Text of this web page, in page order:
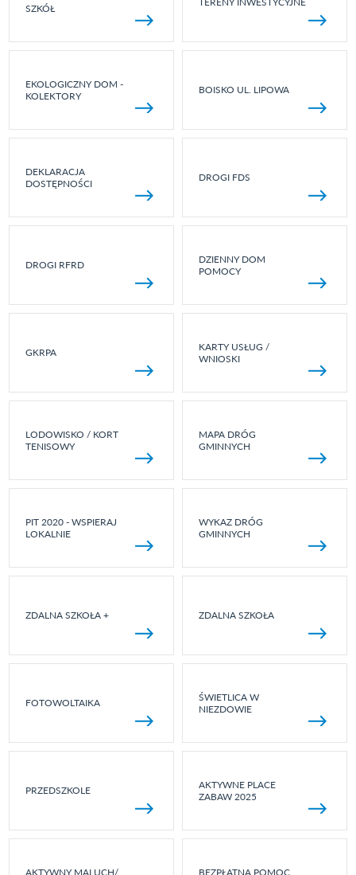
SZKÓŁ
EKOLOGICZNY DOM -
KOLEKTORY
BOISKO UL. LIPOWA
DEKLARACJA
DOSTĘPNOŚCI
DROGI FDS
DROGI RFRD
DZIENNY DOM
POMOCY
GKRPA
KARTY USŁUG /
WNIOSKI
LODOWISKO / KORT
TENISOWY
MAPA DRÓG
GMINNYCH
PIT 2020 - WSPIERAJ
LOKALNIE
WYKAZ DRÓG
GMINNYCH
ZDALNA SZKOŁA + ZDALNA SZKOŁA
FOTOWOLTAIKA
ŚWIETLICA W
NIEZDOWIE
PRZEDSZKOLE
AKTYWNE PLACE
ZABAW 2025
AKTYWNY MALUCH/
BEZPŁATNA POMOC